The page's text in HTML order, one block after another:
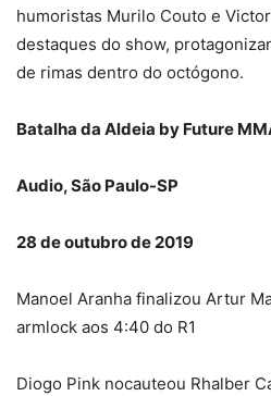
humoristas Murilo Couto e
destaques do show,
de rimas dentro do octógono.
Batalha da Aldeia by Future
Audio, São Paulo-SP
28 de outubro de 2019
Manoel Aranha finalizou Artur
armlock aos 4:40 do R1
Diogo Pink nocauteou Rhalber